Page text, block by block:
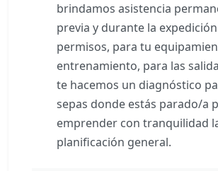
brindamos asistencia
previa y durante la
permisos, para tu
entrenamiento, para las
te hacemos un diagnóstico
sepas donde estás parado/a
emprender con tranquilidad
planificación general.